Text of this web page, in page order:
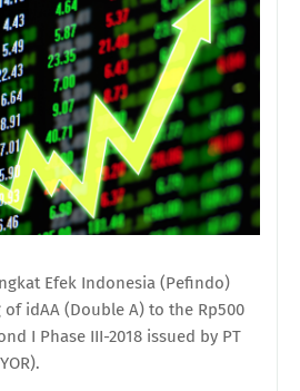
Efek Indonesia (Pefindo)
idAA (Double A) to the Rp500
I Phase III-2018 issued by PT